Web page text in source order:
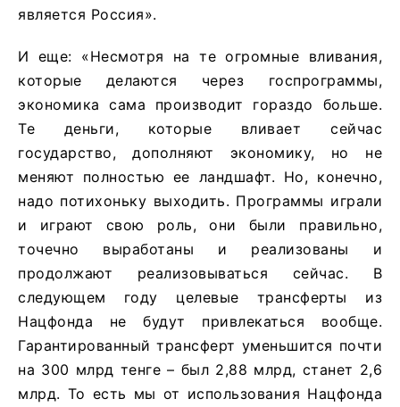
является Россия».
И еще: «Несмотря на те огромные вливания,
которые делаются через госпрограммы,
экономика сама производит гораздо больше.
Те деньги, которые вливает сейчас
государство, дополняют экономику, но не
меняют полностью ее ландшафт. Но, конечно,
надо потихоньку выходить. Программы играли
и играют свою роль, они были правильно,
точечно выработаны и реализованы и
продолжают реализовываться сейчас. В
следующем году целевые трансферты из
Нацфонда не будут привлекаться вообще.
Гарантированный трансферт уменьшится почти
на 300 млрд тенге – был 2,88 млрд, станет 2,6
млрд. То есть мы от использования Нацфонда